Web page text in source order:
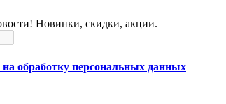
Новинки, скидки, акции.
обработку персональных данных